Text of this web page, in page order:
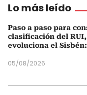
Lo más leído
Paso a paso para
clasificación del
evoluciona el
05/08/2026